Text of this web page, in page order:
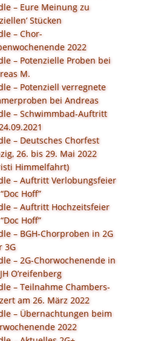
– Eure Meinung zu
Stücken
– Chor-
2022
– Potenzielle Proben bei
M.
– Potenziell verregnete
bei Andreas
– Schwimmbad-Auftritt
– Deutsches Chorfest
26. bis 29. Mai 2022
Himmelfahrt)
– Auftritt Verlobungsfeier
Hoff”
– Auftritt Hochzeitsfeier
Hoff”
– BGH-Chorproben in 2G
3G
– 2G-Chorwochenende in
O’reifenberg
– Teilnahme Chambers-
am 26. März 2022
– Übernachtungen beim
2022